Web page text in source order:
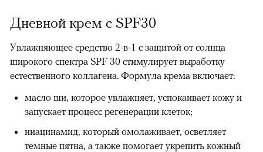
Дневной крем с SPF30
Увлажняющее средство 2-в-1 с защитой от солнца
широкого спектра SPF 30 стимулирует выработку
естественного коллагена. Формула крема включает:
масло ши, которое увлажняет, успокаивает кожу и
запускает процесс регенерации клеток;
ниацинамид, который омолаживает, осветляет
темные пятна, а также помогает укрепить кожный